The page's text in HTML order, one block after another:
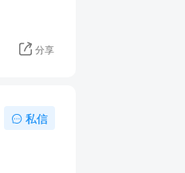
分享
私信